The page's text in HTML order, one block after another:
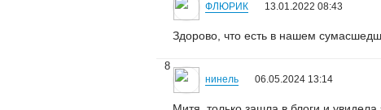
ФЛЮРИК 13.01.2022 08:43
Здорово, что есть в нашем
8
нинель 06.05.2024 13:14